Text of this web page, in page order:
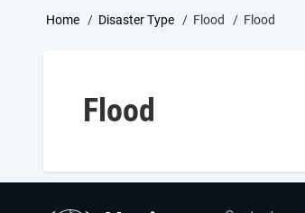
Breadcrumb
Home Disaster Type Flood Flood
Flood